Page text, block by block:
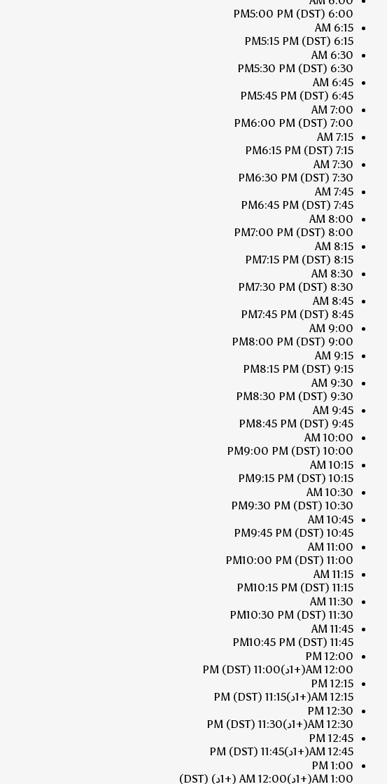
6:00 PM
5:00 PM (DST)
6:15 AM
6:15 PM
5:15 PM (DST)
6:30 AM
6:30 PM
5:30 PM (DST)
6:45 AM
6:45 PM
5:45 PM (DST)
7:00 AM
7:00 PM
6:00 PM (DST)
7:15 AM
7:15 PM
6:15 PM (DST)
7:30 AM
7:30 PM
6:30 PM (DST)
7:45 AM
7:45 PM
6:45 PM (DST)
8:00 AM
8:00 PM
7:00 PM (DST)
8:15 AM
8:15 PM
7:15 PM (DST)
8:30 AM
8:30 PM
7:30 PM (DST)
8:45 AM
8:45 PM
7:45 PM (DST)
9:00 AM
9:00 PM
8:00 PM (DST)
9:15 AM
9:15 PM
8:15 PM (DST)
9:30 AM
9:30 PM
8:30 PM (DST)
9:45 AM
9:45 PM
8:45 PM (DST)
10:00 AM
10:00 PM
9:00 PM (DST)
10:15 AM
10:15 PM
9:15 PM (DST)
10:30 AM
10:30 PM
9:30 PM (DST)
10:45 AM
10:45 PM
9:45 PM (DST)
11:00 AM
11:00 PM
10:00 PM (DST)
11:15 AM
11:15 PM
10:15 PM (DST)
11:30 AM
11:30 PM
10:30 PM (DST)
11:45 AM
11:45 PM
10:45 PM (DST)
12:00 PM
12:00 AM
(+1د) 11:00 PM
(DST)
12:15 PM
12:15 AM
(+1د) 11:15 PM
(DST)
12:30 PM
12:30 AM
(+1د) 11:30 PM
(DST)
12:45 PM
12:45 AM
(+1د) 11:45 PM
(DST)
1:00 PM
1:00 AM
(+1د) 12:00 AM (+1د)
(DST)